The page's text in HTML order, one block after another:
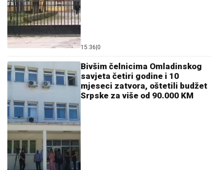
15:36 0
Bivšim čelnicima Omladinskog
savjeta četiri godine i 10
mjeseci zatvora, oštetili budžet
Srpske za više od 90.000 KM